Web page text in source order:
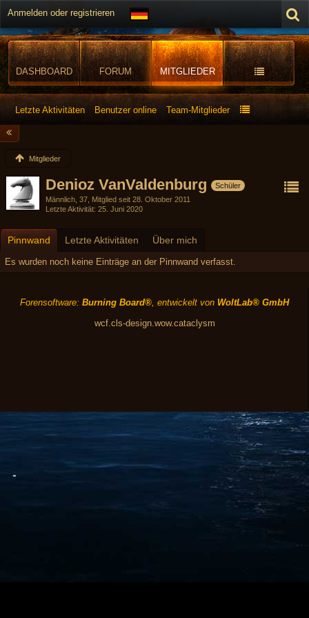
Anmelden oder registrieren
DASHBOARD FORUM MITGLIEDER
Letzte Aktivitäten Benutzer online Team-Mitglieder
Mitglieder
Denioz VanValdenburg
Schüler
Männlich 37 Mitglied seit 28. Oktober 2011
Letzte Aktivität 25. Juni 2020
Pinnwand Letzte Aktivitäten Über mich
Es wurden noch keine Einträge an der Pinnwand verfasst.
Forensoftware: Burning Board®, entwickelt von WoltLab® GmbH
wcf.cls-design.wow.cataclysm